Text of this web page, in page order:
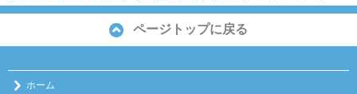
ページトップに戻る
ホーム